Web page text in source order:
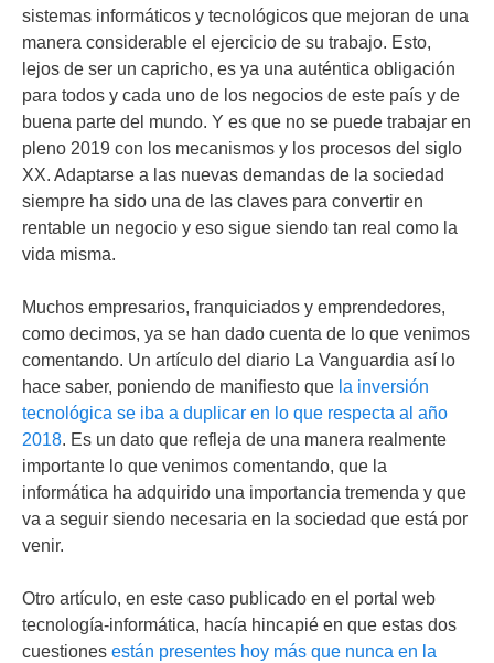
sistemas informáticos y tecnológicos que mejoran de una
manera considerable el ejercicio de su trabajo. Esto,
lejos de ser un capricho, es ya una auténtica obligación
para todos y cada uno de los negocios de este país y de
buena parte del mundo. Y es que no se puede trabajar en
pleno 2019 con los mecanismos y los procesos del siglo
XX. Adaptarse a las nuevas demandas de la sociedad
siempre ha sido una de las claves para convertir en
rentable un negocio y eso sigue siendo tan real como la
vida misma.
Muchos empresarios, franquiciados y emprendedores,
como decimos, ya se han dado cuenta de lo que venimos
comentando. Un artículo del diario La Vanguardia así lo
hace saber, poniendo de manifiesto que la inversión
tecnológica se iba a duplicar en lo que respecta al año
2018. Es un dato que refleja de una manera realmente
importante lo que venimos comentando, que la
informática ha adquirido una importancia tremenda y que
va a seguir siendo necesaria en la sociedad que está por
venir.
Otro artículo, en este caso publicado en el portal web
tecnología-informática, hacía hincapié en que estas dos
cuestiones están presentes hoy más que nunca en la